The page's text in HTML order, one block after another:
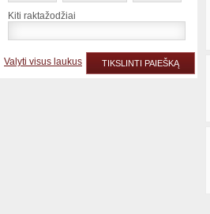
Kiti raktažodžiai
Valyti visus laukus TIKSLINTI PAIEŠKĄ